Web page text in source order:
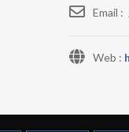
Email :
Web :